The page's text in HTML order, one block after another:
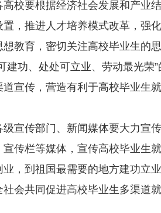
要根据经济社会发展和产业结
置，推进人才培养模式改革，强
想教育，密切关注高校毕业生的
建功、处处可立业、劳动最光
道宣传，营造有利于高校毕业生
传部门、新闻媒体要大力宣传
宣传栏等媒体，宣传高校毕业生
业，到祖国最需要的地方建功立
社会共同促进高校毕业生多渠道